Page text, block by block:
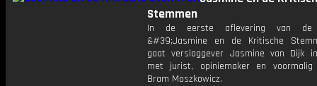
Stemmen
In de eerste aflevering van de
&#39;Jasmine en de Kritische
gaat verslaggever Jasmine van Dijk
met jurist, opiniemaker en voormalig
Bram Moszkowicz.